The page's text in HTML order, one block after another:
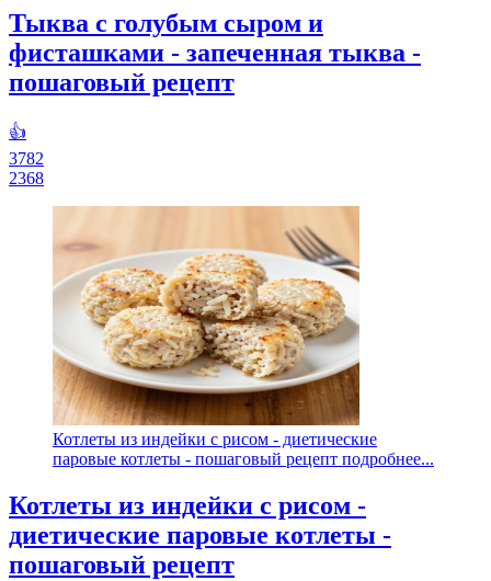
Тыква с голубым сыром и
фисташками - запеченная тыква -
пошаговый рецепт
👍
3782
2368
Котлеты из индейки с рисом - диетические
паровые котлеты - пошаговый рецепт подробнее...
Котлеты из индейки с рисом -
диетические паровые котлеты -
пошаговый рецепт